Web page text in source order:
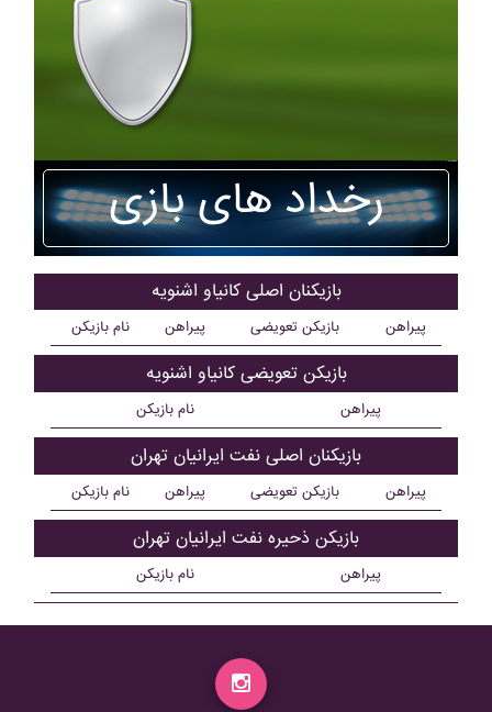
رخداد های بازی
بازیکنان اصلی کانياو اشنويه
نام بازیکن پیراهن بازیکن تعویضی پیراهن
بازیکن تعویضی کانياو اشنويه
نام بازیکن پیراهن
بازیکنان اصلی نفت ايرانيان تهران
نام بازیکن پیراهن بازیکن تعویضی پیراهن
بازیکن ذحیره نفت ايرانيان تهران
نام بازیکن پیراهن